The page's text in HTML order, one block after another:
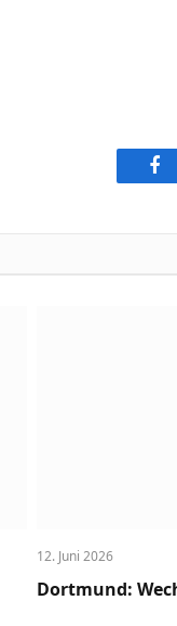
12. Juni 2026
Dortmund: